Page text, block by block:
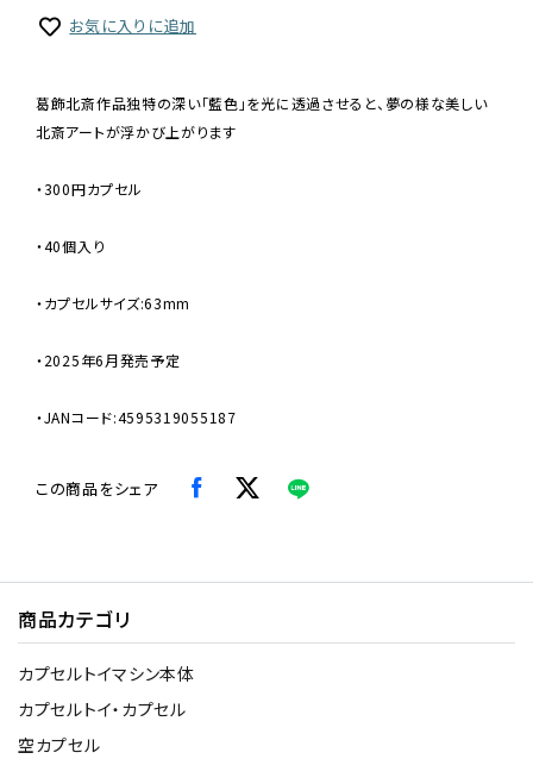
お気に入りに追加
葛飾北斎作品独特の深い「藍色」を光に透過させると、夢の様な美しい
北斎アートが浮かび上がります
・300円カプセル
・40個入り
・カプセルサイズ:63mm
・2025年6月発売予定
・JANコード:4595319055187
この商品をシェア
商品カテゴリ
カプセルトイマシン本体
カプセルトイ・カプセル
空カプセル